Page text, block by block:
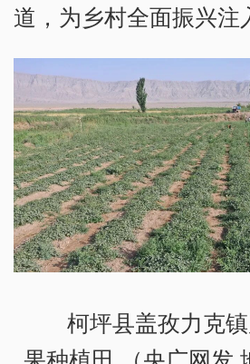
道，为乡村全面振兴注
柯坪县盖孜力克